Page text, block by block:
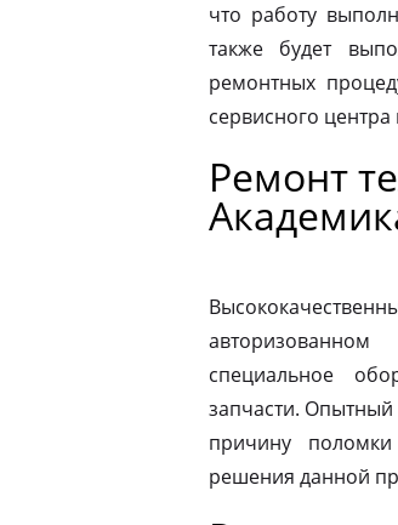
что работу
также будет
ремонтных
сервисного
Ремонт
специальное
запчасти. Опытный
причину
решения данной